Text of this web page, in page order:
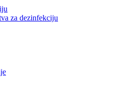
za dezinfekciju